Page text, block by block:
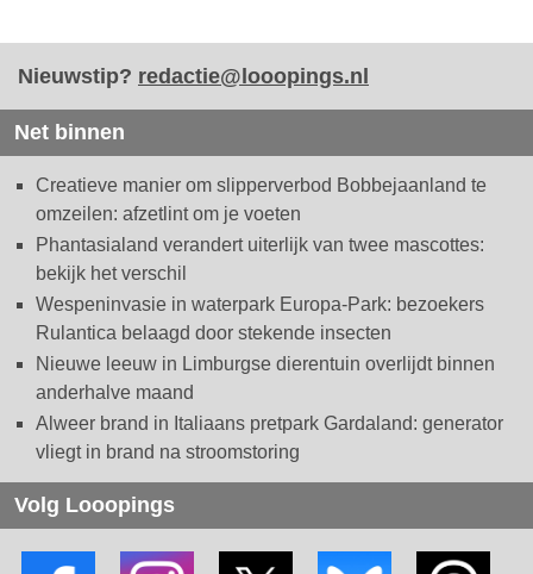
Nieuwstip? redactie@looopings.nl
Net binnen
Creatieve manier om slipperverbod Bobbejaanland te
omzeilen: afzetlint om je voeten
Phantasialand verandert uiterlijk van twee mascottes:
bekijk het verschil
Wespeninvasie in waterpark Europa-Park: bezoekers
Rulantica belaagd door stekende insecten
Nieuwe leeuw in Limburgse dierentuin overlijdt binnen
anderhalve maand
Alweer brand in Italiaans pretpark Gardaland: generator
vliegt in brand na stroomstoring
Volg Looopings